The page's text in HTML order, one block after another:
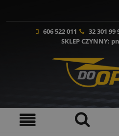
606 522 011 32 301 99
SKLEP CZYNNY: